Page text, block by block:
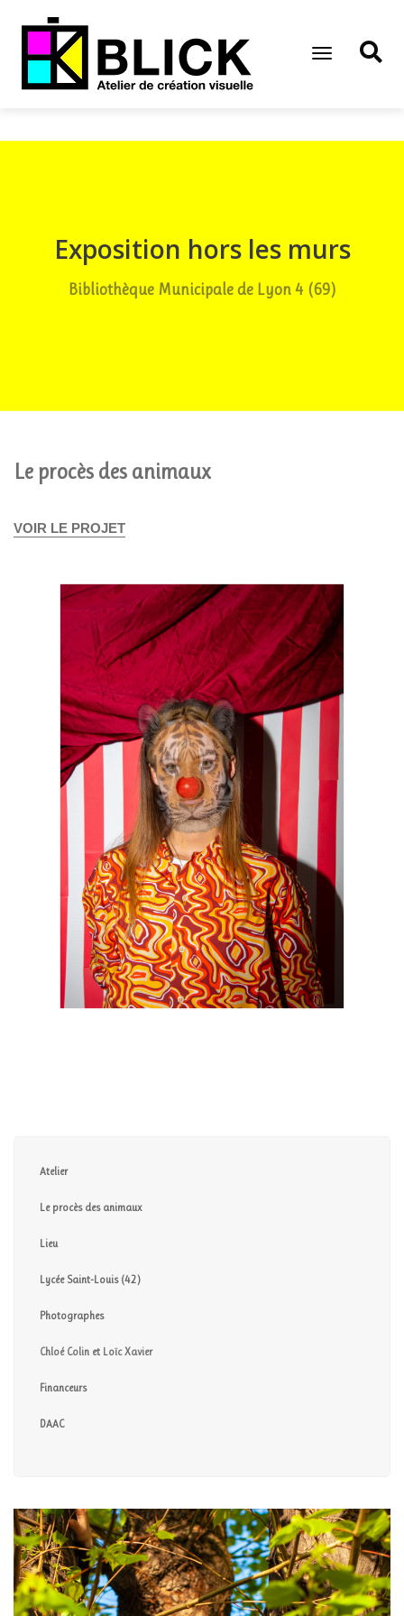
Toggle
Exposition hors les murs
Bibliothèque Municipale de Lyon 4 (69)
Le procès des animaux
VOIR LE PROJET
Atelier
Le procès des animaux
Lieu
Lycée Saint-Louis (42)
Photographes
Chloé Colin et Loïc Xavier
Financeurs
DAAC